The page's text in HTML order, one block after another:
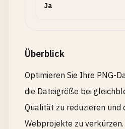
Ja
Überblick
Optimieren Sie Ihre PNG-
die Dateigröße bei
Qualität zu reduzieren und
Webprojekte zu verkürzen.